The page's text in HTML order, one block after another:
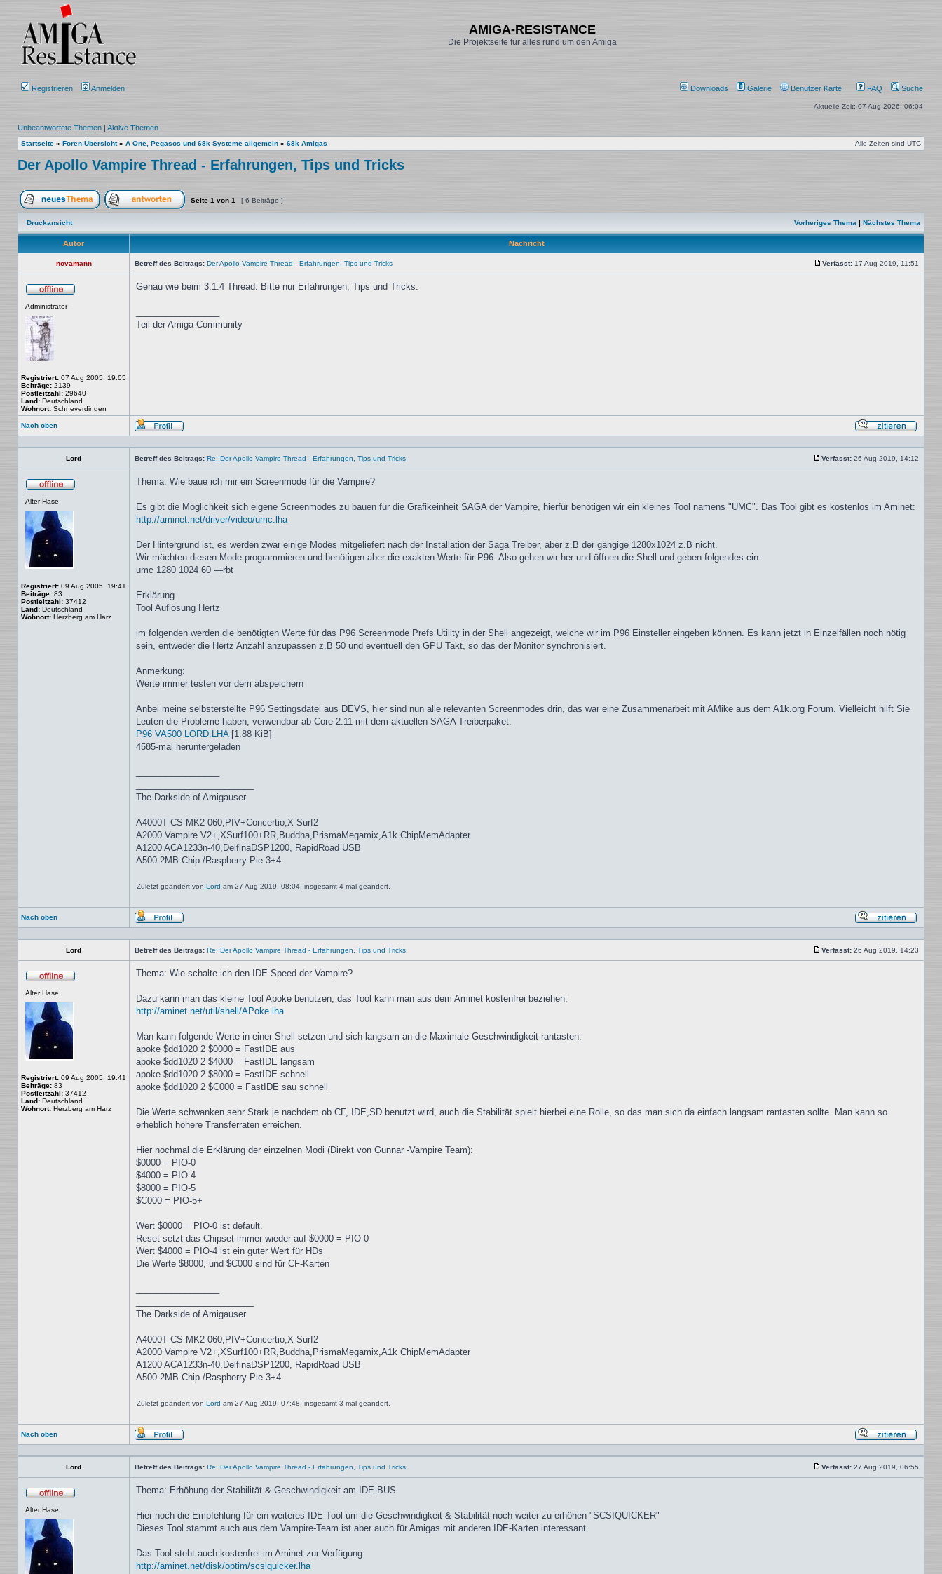
AMIGA-RESISTANCE
Die Projektseite für alles rund um den Amiga
Registrieren Anmelden Downloads Galerie Benutzer Karte FAQ Suche
Aktuelle Zeit: 07 Aug 2026, 06:04
Unbeantwortete Themen | Aktive Themen
Startseite » Foren-Übersicht» A One, Pegasos und 68k Systeme allgemein » 68k Amigas Alle Zeiten sind UTC
Der Apollo Vampire Thread - Erfahrungen, Tips und Tricks
Ein neues Thema erstellenAuf das Thema antworten
Seite 1 von 1 [ 6 Beiträge ]
Druckansicht Vorheriges Thema | Nächstes Thema
Autor Nachricht
novamann Betreff des Beitrags: Der Apollo Vampire Thread - Erfahrungen, Tips und Tricks
Verfasst: 17 Aug 2019, 11:51
Administrator
Registriert: 07 Aug 2005, 19:05
Beiträge: 2139
Postleitzahl: 29640
Land: Deutschland
Wohnort: Schneverdingen
Genau wie beim 3.1.4 Thread. Bitte nur Erfahrungen, Tips und Tricks.
Teil der Amiga-Community
Nach oben
Profil
Mit
Lord
Betreff des Beitrags: Re: Der Apollo Vampire Thread - Erfahrungen, Tips und Tricks
Verfasst: 26 Aug 2019, 14:12
Alter Hase
Registriert: 09 Aug 2005, 19:41
Beiträge: 83
Postleitzahl: 37412
Land: Deutschland
Wohnort: Herzberg am Harz
Thema: Wie baue ich mir ein Screenmode für die Vampire?
Es gibt die Möglichkeit sich eigene Screenmodes zu bauen für die Grafikeinheit SAGA der Vampire, hierfür benötigen wir ein kleines Tool namens "UMC". Das Tool gibt es kostenlos im Aminet:
http://aminet.net/driver/video/umc.lha
Der Hintergrund ist, es werden zwar einige Modes mitgeliefert nach der Installation der Saga Treiber, aber z.B der gängige 1280x1024 z.B nicht.
Wir möchten diesen Mode programmieren und benötigen aber die exakten Werte für P96. Also gehen wir her und öffnen die Shell und geben folgendes ein:
umc 1280 1024 60 —rbt
Erklärung
Tool Auflösung Hertz
im folgenden werden die benötigten Werte für das P96 Screenmode Prefs Utility in der Shell angezeigt, welche wir im P96 Einsteller eingeben können. Es kann jetzt in Einzelfällen noch nötig
sein, entweder die Hertz Anzahl anzupassen z.B 50 und eventuell den GPU Takt, so das der Monitor synchronisiert.
Anmerkung:
Werte immer testen vor dem abspeichern
Anbei meine selbsterstellte P96 Settingsdatei aus DEVS, hier sind nun alle relevanten Screenmodes drin, das war eine Zusammenarbeit mit AMike aus dem A1k.org Forum. Vielleicht hilft Sie
Leuten die Probleme haben, verwendbar ab Core 2.11 mit dem aktuellen SAGA Treiberpaket.
P96 VA500 LORD.LHA[1.88 KiB]
4585-mal heruntergeladen
The Darkside of Amigauser
A4000T CS-MK2-060,PIV+Concertio,X-Surf2
A2000 Vampire V2+,XSurf100+RR,Buddha,PrismaMegamix,A1k ChipMemAdapter
A1200 ACA1233n-40,DelfinaDSP1200, RapidRoad USB
A500 2MB Chip /Raspberry Pie 3+4
Zuletzt geändert von Lord am 27 Aug 2019, 08:04, insgesamt 4-mal geändert.
Nach oben
Profil
Mit
Lord
Betreff des Beitrags: Re: Der Apollo Vampire Thread - Erfahrungen, Tips und Tricks
Verfasst: 26 Aug 2019, 14:23
Alter Hase
Registriert: 09 Aug 2005, 19:41
Beiträge: 83
Postleitzahl: 37412
Land: Deutschland
Wohnort: Herzberg am Harz
Thema: Wie schalte ich den IDE Speed der Vampire?
Dazu kann man das kleine Tool Apoke benutzen, das Tool kann man aus dem Aminet kostenfrei beziehen:
http://aminet.net/util/shell/APoke.lha
Man kann folgende Werte in einer Shell setzen und sich langsam an die Maximale Geschwindigkeit rantasten:
apoke $dd1020 2 $0000 = FastIDE aus
apoke $dd1020 2 $4000 = FastIDE langsam
apoke $dd1020 2 $8000 = FastIDE schnell
apoke $dd1020 2 $C000 = FastIDE sau schnell
Die Werte schwanken sehr Stark je nachdem ob CF, IDE,SD benutzt wird, auch die Stabilität spielt hierbei eine Rolle, so das man sich da einfach langsam rantasten sollte. Man kann so
erheblich höhere Transferraten erreichen.
Hier nochmal die Erklärung der einzelnen Modi (Direkt von Gunnar -Vampire Team):
$0000 = PIO-0
$4000 = PIO-4
$8000 = PIO-5
$C000 = PIO-5+
Wert $0000 = PIO-0 ist default.
Reset setzt das Chipset immer wieder auf $0000 = PIO-0
Wert $4000 = PIO-4 ist ein guter Wert für HDs
Die Werte $8000, und $C000 sind für CF-Karten
The Darkside of Amigauser
A4000T CS-MK2-060,PIV+Concertio,X-Surf2
A2000 Vampire V2+,XSurf100+RR,Buddha,PrismaMegamix,A1k ChipMemAdapter
A1200 ACA1233n-40,DelfinaDSP1200, RapidRoad USB
A500 2MB Chip /Raspberry Pie 3+4
Zuletzt geändert von Lord am 27 Aug 2019, 07:48, insgesamt 3-mal geändert.
Nach oben
Profil
Mit
Lord
Betreff des Beitrags: Re: Der Apollo Vampire Thread - Erfahrungen, Tips und Tricks
Verfasst: 27 Aug 2019, 06:55
Alter Hase
Thema: Erhöhung der Stabilität & Geschwindigkeit am IDE-BUS
Hier noch die Empfehlung für ein weiteres IDE Tool um die Geschwindigkeit & Stabilität noch weiter zu erhöhen "SCSIQUICKER"
Dieses Tool stammt auch aus dem Vampire-Team ist aber auch für Amigas mit anderen IDE-Karten interessant.
Das Tool steht auch kostenfrei im Aminet zur Verfügung:
http://aminet.net/disk/optim/scsiquicker.lha